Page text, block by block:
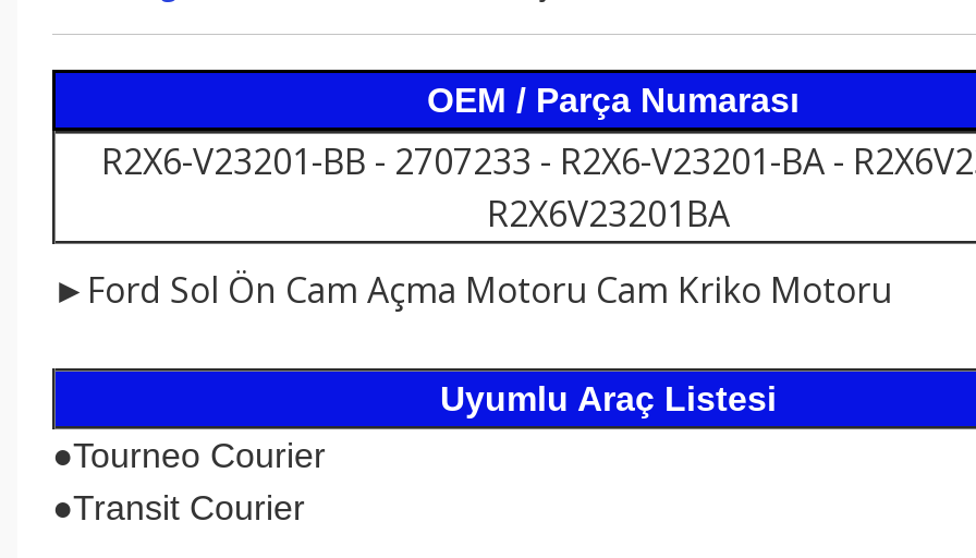
OEM / Parça Numarası
R2X6-V23201-BB - 2707233 - R2X6-V23201-BA -
R2X6V23201BA
►Ford Sol Ön Cam Açma Motoru Cam Kriko Motoru
Uyumlu Araç Listesi
●Tourneo Courier
●Transit Courier